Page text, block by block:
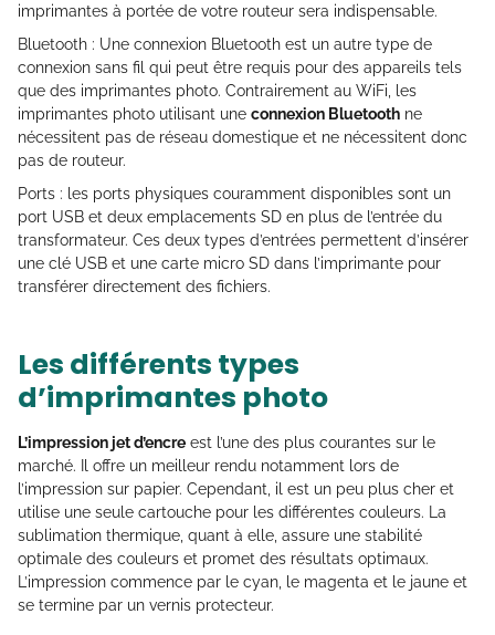
imprimantes à portée de votre routeur sera indispensable.
Bluetooth : Une connexion Bluetooth est un autre type de
connexion sans fil qui peut être requis pour des appareils tels
que des imprimantes photo. Contrairement au WiFi, les
imprimantes photo utilisant une connexion Bluetooth ne
nécessitent pas de réseau domestique et ne nécessitent donc
pas de routeur.
Ports : les ports physiques couramment disponibles sont un
port USB et deux emplacements SD en plus de l’entrée du
transformateur. Ces deux types d’entrées permettent d’insérer
une clé USB et une carte micro SD dans l’imprimante pour
transférer directement des fichiers.
Les différents types
d’imprimantes photo
L’impression jet d’encre est l’une des plus courantes sur le
marché. Il offre un meilleur rendu notamment lors de
l’impression sur papier. Cependant, il est un peu plus cher et
utilise une seule cartouche pour les différentes couleurs. La
sublimation thermique, quant à elle, assure une stabilité
optimale des couleurs et promet des résultats optimaux.
L’impression commence par le cyan, le magenta et le jaune et
se termine par un vernis protecteur.